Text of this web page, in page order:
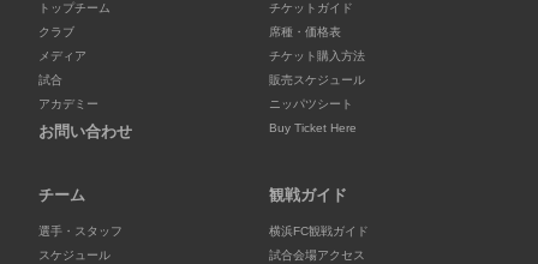
トップチーム
クラブ
メディア
試合
アカデミー
お問い合わせ
チケットガイド
席種・価格表
チケット購入方法
販売スケジュール
ニッパツシート
Buy Ticket Here
チーム
選手・スタッフ
スケジュール
観戦ガイド
横浜FC観戦ガイド
試合会場アクセス